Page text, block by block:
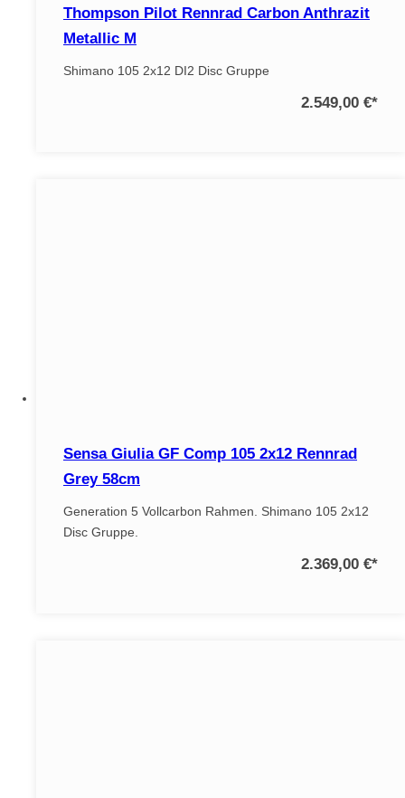
Thompson Pilot Rennrad Carbon Anthrazit
Metallic M
Shimano 105 2x12 DI2 Disc Gruppe
2.549,00 €*
Sensa Giulia GF Comp 105 2x12 Rennrad
Grey 58cm
Generation 5 Vollcarbon Rahmen. Shimano 105 2x12
Disc Gruppe.
2.369,00 €*